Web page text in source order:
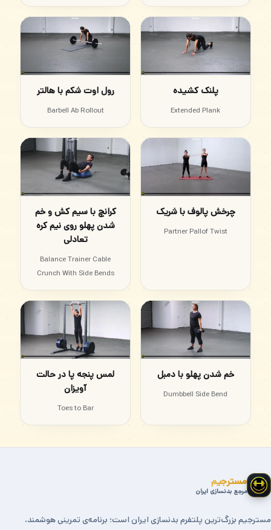
پلنک کشیده
Extended Plank
رول اوت شکم با هالتر
Barbell Ab Rollout
چرخش پالوف با شریک
Partner Pallof Twist
کرانچ با سیم کش و خم
شدن پهلو روی نیم کره
تعادلی
Balance Trainer Cable
Crunch With Side Bends
خم شدن پهلو با دمبل
Dumbbell Side Bend
لمس پنجه پا در حالت
آویزان
Toes to Bar
مسترجیم
مرجع بدنسازی ایران
مسترجیم بزرگ‌ترین پلتفرم بدنسازی ایران است؛ برنامه‌ی تمرینی هوشمند،